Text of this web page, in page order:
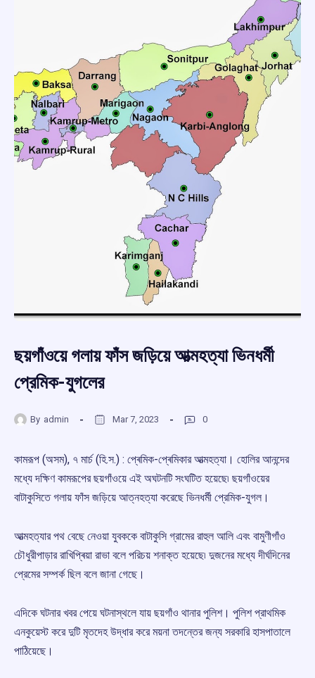
ছয়গাঁওয়ে গলায় ফাঁস জড়িয়ে আত্মহত্যা ভিনধর্মী
প্রেমিক-যুগলের
By admin Mar 7, 2023 0
কামরূপ (অসম), ৭ মাৰ্চ (হি.স.) : প্ৰেমিক-প্ৰেমিকার আত্মহত্যা। হোলির আনন্দের
মধ্যে দক্ষিণ কামরূপের ছয়গাঁওয়ে এই অঘটনটি সংঘটিত হয়েছে৷ ছয়গাঁওয়ের
বাটাকুসিতে গলায় ফাঁস জড়িয়ে আত্নহত্যা করেছে ভিনধর্মী প্রেমিক-যুগল।
আত্মহত্যার পথ বেছে নেওয়া যুবককে বাটাকুসি গ্রামের রাহুল আলি এবং বামুণীগাঁও
চৌধুরীপাড়ার রাখিপ্ৰিয়া রাভা বলে পরিচয় শনাক্ত হয়েছে৷ দুজনের মধ্যে দীর্ঘদিনের
প্রেমের সম্পর্ক ছিল বলে জানা গেছে।
এদিকে ঘটনার খবর পেয়ে ঘটনাস্থলে যায় ছয়গাঁও থানার পুলিশ। পুলিশ প্রাথমিক
এনকুয়েস্ট করে দুটি মৃতদেহ উদ্ধার করে ময়না তদন্তের জন্য সরকারি হাসপাতালে
পাঠিয়েছে।